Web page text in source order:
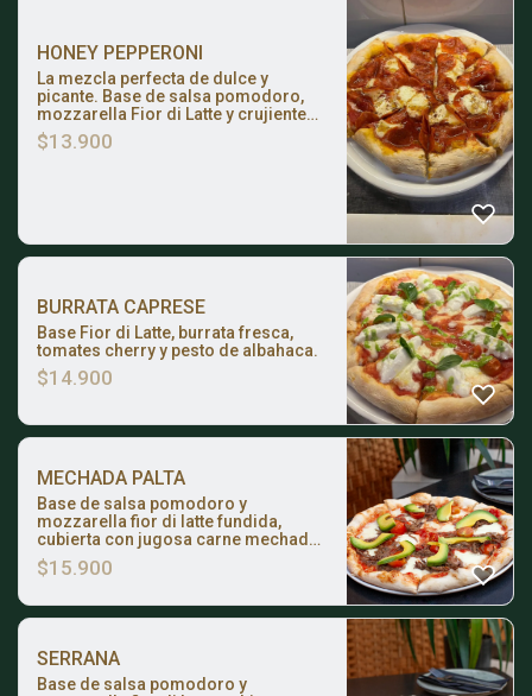
HONEY PEPPERONI
La mezcla perfecta de dulce y
picante. Base de salsa pomodoro,
mozzarella Fior di Latte y crujiente
pepperoni americano, terminada con
un toque de miel infusionada con
$13.900
BURRATA CAPRESE
Base Fior di Latte, burrata fresca,
tomates cherry y pesto de albahaca.
$14.900
MECHADA PALTA
Base de salsa pomodoro y
mozzarella fior di latte fundida,
cubierta con jugosa carne mechada
de la casa. Coronada al salir del
horno con palta y tomates cherry
$15.900
SERRANA
Base de salsa pomodoro y